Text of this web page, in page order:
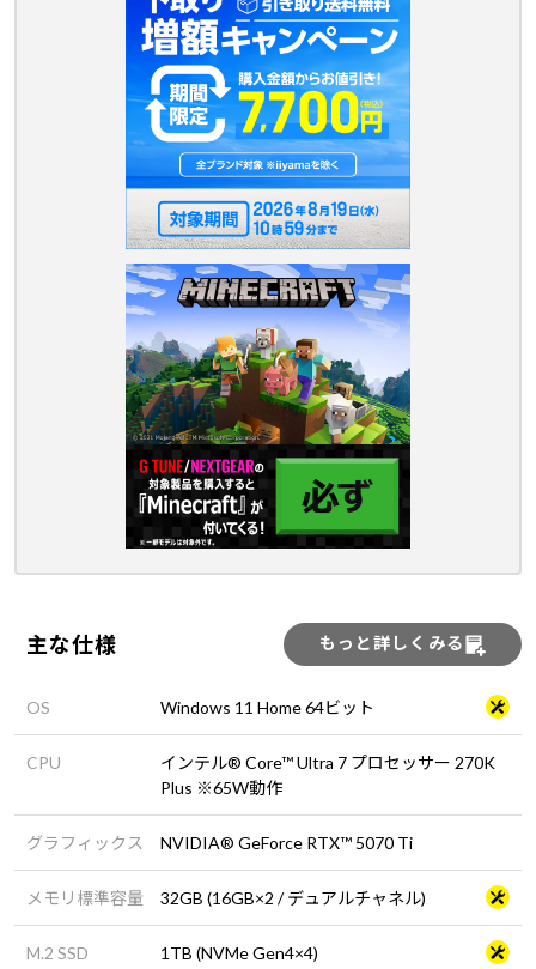
主な仕様 もっと詳しくみる
OS Windows 11 Home 64ビット
CPU
インテル® Core™ Ultra 7 プロセッサー 270K
Plus ※65W動作
グラフィックス NVIDIA® GeForce RTX™ 5070 Ti
メモリ標準容量 32GB (16GB×2 / デュアルチャネル)
M.2 SSD 1TB (NVMe Gen4×4)